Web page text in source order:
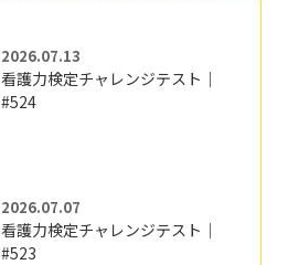
2026.07.13
看護力検定チャレンジテスト｜
#524
2026.07.07
看護力検定チャレンジテスト｜
#523